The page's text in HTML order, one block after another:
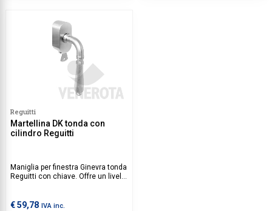
quadro maniglia praticando un
foro dall'esterno. Il dispositivo di
sicurezza è compatibile con tutte
le maniglie per finestra DK in
Reguitti
Martellina DK tonda con
cilindro Reguitti
Maniglia per finestra Ginevra tonda
Reguitti con chiave. Offre un livello
€ 59,78 IVA inc.